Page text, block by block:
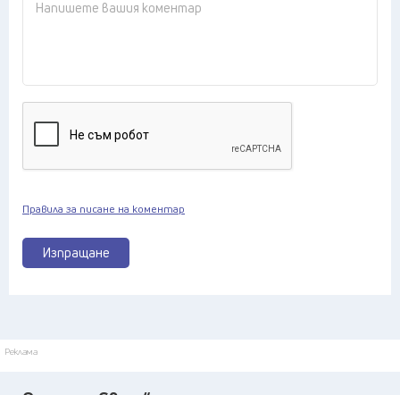
Изпращане
Правила за писане на коментар
Реклама